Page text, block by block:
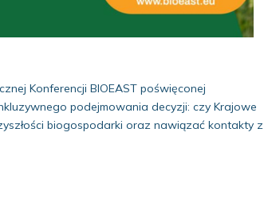
Konferencji BIOEAST poświęconej
podejmowania decyzji: czy Krajowe
biogospodarki oraz nawiązać kontakty z